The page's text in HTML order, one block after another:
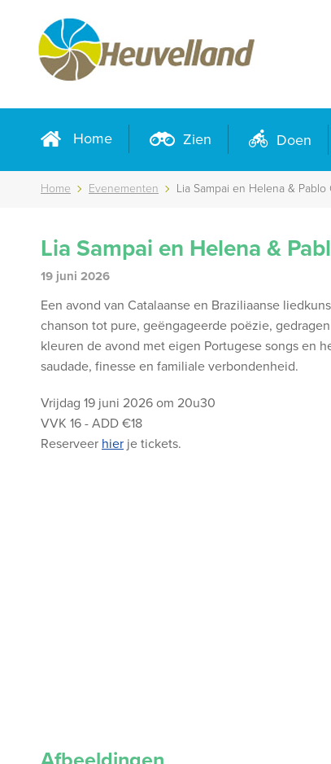
Home Zien Doen
Home Evenementen Lia Sampai en Helena & Pablo
Lia Sampai en Helena &
19 juni 2026
Een avond van Catalaanse en Braziliaanse
chanson tot pure, geëngageerde poëzie,
kleuren de avond met eigen Portugese songs en
saudade, finesse en familiale verbondenheid.
Vrijdag 19 juni 2026 om 20u30
VVK 16 - ADD €18
Reserveer hier je tickets.